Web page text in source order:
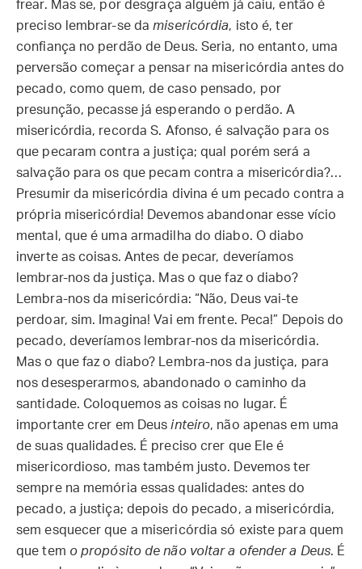
frear. Mas se, por desgraça alguém já caiu, então é
preciso lembrar-se damisericórdia, isto é, ter
confiança no perdão de Deus. Seria, no entanto, uma
perversão começar a pensar na misericórdia antes do
pecado, como quem, de caso pensado, por
presunção, pecasse já esperando o perdão. A
misericórdia, recorda S. Afonso, é salvação para os
que pecaram contra a justiça; qual porém será a
salvação para os que pecam contra a misericórdia?…
Presumir da misericórdia divina é um pecado contra a
própria misericórdia! Devemos abandonar esse vício
mental, que é uma armadilha do diabo. O diabo
inverte as coisas. Antes de pecar, deveríamos
lembrar-nos da justiça. Mas o que faz o diabo?
Lembra-nos da misericórdia: “Não, Deus vai-te
perdoar, sim. Imagina! Vai em frente. Peca!” Depois do
pecado, deveríamos lembrar-nos da misericórdia.
Mas o que faz o diabo? Lembra-nos da justiça, para
nos desesperarmos, abandonado o caminho da
santidade. Coloquemos as coisas no lugar. É
importante crer em Deusinteiro, não apenas em uma
de suas qualidades. É preciso crer que Ele é
misericordioso, mas também justo. Devemos ter
sempre na memória essas qualidades: antes do
pecado, a justiça; depois do pecado, a misericórdia,
sem esquecer que a misericórdia só existe para quem
que tem o propósito de não voltar a ofender a Deus. É